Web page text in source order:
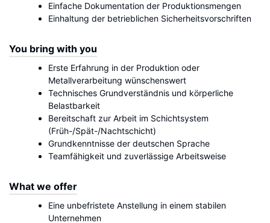
Einfache Dokumentation der Produktionsmengen
Einhaltung der betrieblichen Sicherheitsvorschriften
You bring with you
Erste Erfahrung in der Produktion oder
Metallverarbeitung wünschenswert
Technisches Grundverständnis und körperliche
Belastbarkeit
Bereitschaft zur Arbeit im Schichtsystem
(Früh-/Spät-/Nachtschicht)
Grundkenntnisse der deutschen Sprache
Teamfähigkeit und zuverlässige Arbeitsweise
What we offer
Eine unbefristete Anstellung in einem stabilen
Unternehmen